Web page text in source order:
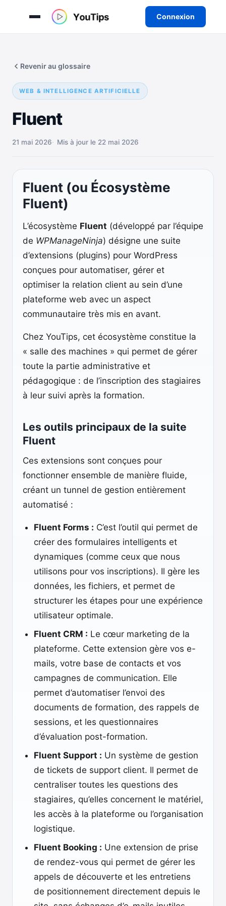
Connexion
contenu
WEB & INTELLIGENCE ARTIFICIELLE
Fluent
Revenir au glossaire
21 mai 2026 Mis à jour le 22 mai 2026
Fluent (ou Écosystème
Fluent)
L’écosystème Fluent (développé par l’équipe
de WPManageNinja) désigne une suite
d’extensions (plugins) pour WordPress
conçues pour automatiser, gérer et
optimiser la relation client au sein d’une
plateforme web avec un aspect
communautaire très mis en avant.
Chez YouTips, cet écosystème constitue la
« salle des machines » qui permet de gérer
toute la partie administrative et
pédagogique : de l’inscription des stagiaires
à leur suivi après la formation.
Les outils principaux de la suite
Fluent
Ces extensions sont conçues pour
fonctionner ensemble de manière fluide,
créant un tunnel de gestion entièrement
automatisé :
Fluent Forms : C’est l’outil qui permet de
créer des formulaires intelligents et
dynamiques (comme ceux que nous
utilisons pour vos inscriptions). Il gère les
données, les fichiers, et permet de
structurer les étapes pour une expérience
utilisateur optimale.
Fluent CRM : Le cœur marketing de la
plateforme. Cette extension gère vos e-
mails, votre base de contacts et vos
campagnes de communication. Elle
permet d’automatiser l’envoi des
documents de formation, des rappels de
sessions, et les questionnaires
d’évaluation post-formation.
Fluent Support : Un système de gestion
de tickets de support client. Il permet de
centraliser toutes les questions des
stagiaires, qu’elles concernent le matériel,
les accès à la plateforme ou l’organisation
logistique.
Fluent Booking : Une extension de prise
de rendez-vous qui permet de gérer les
appels de découverte et les entretiens
de positionnement directement depuis le